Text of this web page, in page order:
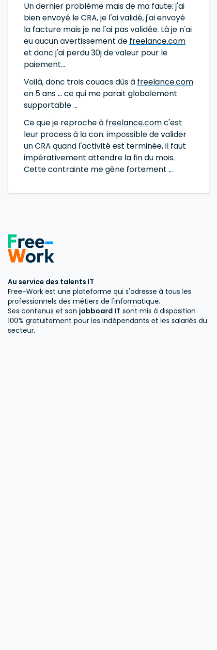
Un dernier problème mais de ma faute: j'ai
bien envoyé le CRA, je l'ai validé, j'ai envoyé
la facture mais je ne l'ai pas validée. Là je n'ai
eu aucun avertissement de freelance.com
et donc j'ai perdu 30j de valeur pour le
paiement...
Voilà, donc trois couacs dûs à freelance.com
en 5 ans ... ce qui me parait globalement
supportable ...
Ce que je reproche à freelance.comc'est
leur process à la con: impossible de valider
un CRA quand l'activité est terminée, il faut
impérativement attendre la fin du mois.
Cette contrainte me gène fortement ...
Au service des talents IT
Free-Work est une plateforme qui s'adresse à tous les
professionnels des métiers de l'informatique.
Ses contenus et son jobboard IT sont mis à disposition
100% gratuitement pour les indépendants et les salariés du
secteur.